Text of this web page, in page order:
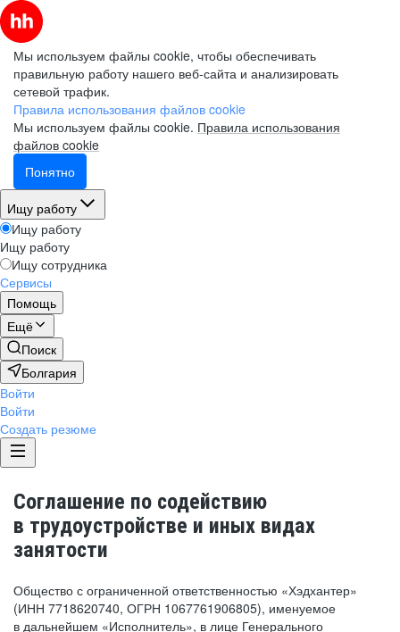
Мы используем файлы cookie, чтобы обеспечивать
правильную работу нашего веб-сайта и анализировать
сетевой трафик.
Правила использования файлов cookie
Мы используем файлы cookie. Правила использования
файлов cookie
Понятно
Ищу работу
Ищу работу
Ищу работу
Ищу сотрудника
Сервисы
Помощь
Ещё
Поиск
Болгария
Войти
Войти
Создать резюме
Соглашение по содействию
в трудоустройстве и иных видах
занятости
Общество с ограниченной ответственностью «Хэдхантер»
(ИНН 7718620740, ОГРН 1067761906805), именуемое
в дальнейшем «Исполнитель», в лице Генерального